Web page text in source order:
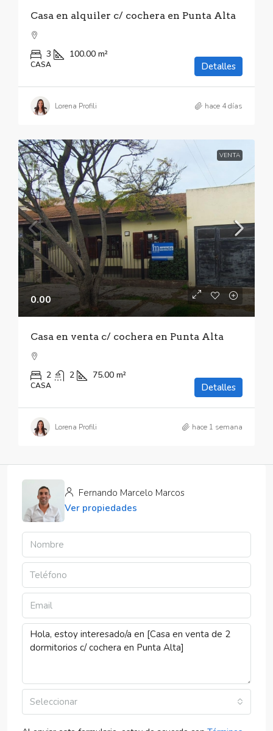
Casa en alquiler c/ cochera en Punta Alta
3 100.00 m²
CASA Detalles
Lorena Profili hace 4 días
VENTA
0.00
Casa en venta c/ cochera en Punta Alta
2 2 75.00 m²
CASA Detalles
Lorena Profili hace 1 semana
Fernando Marcelo Marcos
Ver propiedades
Seleccionar